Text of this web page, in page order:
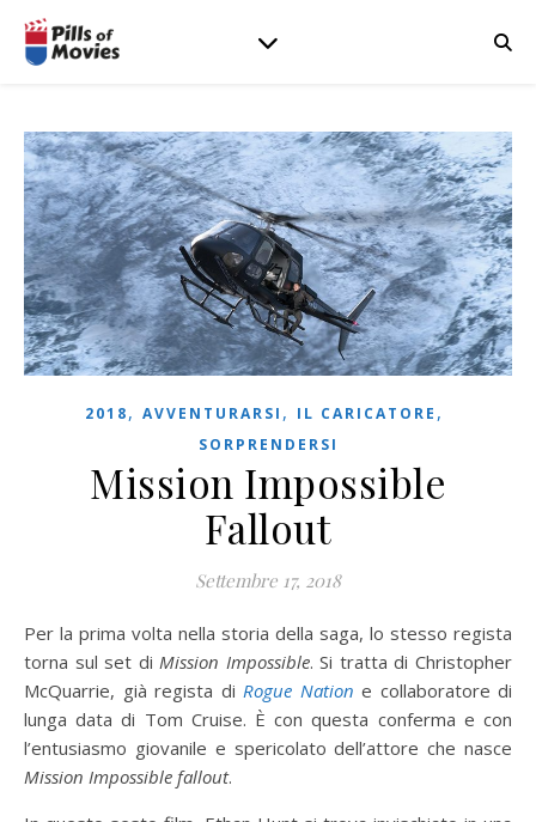
2018, AVVENTURARSI , IL CARICATORE ,
SORPRENDERSI
Mission Impossible
Fallout
Settembre 17, 2018
Per la prima volta nella storia della saga, lo stesso regista
torna sul set diMission Impossible. Si tratta di Christopher
McQuarrie, già regista di Rogue Nation e collaboratore di
lunga data di Tom Cruise. È con questa conferma e con
l’entusiasmo giovanile e spericolato dell’attore che nasce
Mission Impossible fallout.